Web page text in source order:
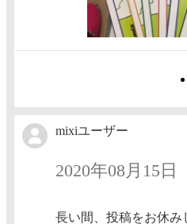
mixiユーザー
2020年08月15日
長い間、投稿をお休み